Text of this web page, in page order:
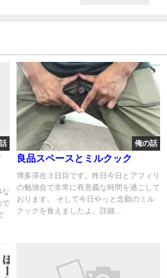
な
で
俺の話
良品スペースとミルクック
博多滞在３日目です。昨日今日とアフィリ
の勉強会で非常に有意義な時間を過ごして
おります。 そして今日やっと念願のミル
クックを食えましたよ。詳細...